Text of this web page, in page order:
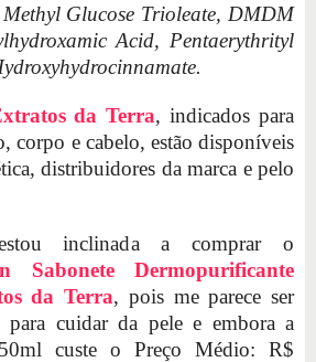
Glucose Trioleate, DMDM
Acid, Pentaerythrityl
da Terra, indicados para
corpo e cabelo, estão disponíveis
distribuidores da marca e pelo
inclinada a comprar o
Sabonete Dermopurificante
da Terra, pois me parece ser
para cuidar da pele e embora a
custe o Preço Médio: R$